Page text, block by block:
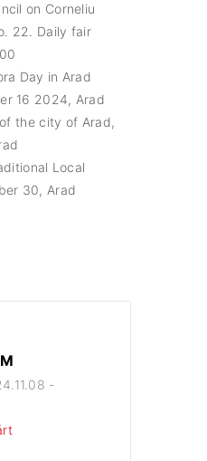
on Corneliu
22. Daily fair
Day in Arad
16 2024, Arad
the city of Arad,
Local
30, Arad
-